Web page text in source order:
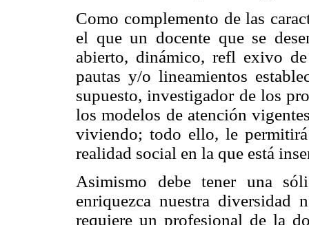
Como complemento de las
el que un docente que se
abierto, dinámico, refl exivo
pautas y/o lineamientos
supuesto, investigador de los
los modelos de atención
viviendo; todo ello, le
realidad social en la que está
Asimismo debe tener una
enriquezca nuestra
requiere un profesional de la